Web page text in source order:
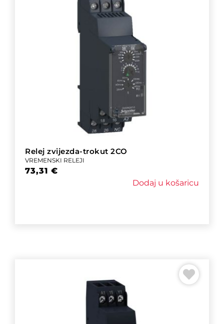
Relej zvijezda-trokut 2CO
VREMENSKI RELEJI
73,31 €
Dodaj u košaricu